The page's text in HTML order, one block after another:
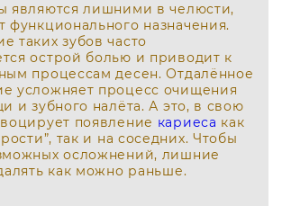
являются лишними в челюсти,
назначения.
таких зубов часто
острой болью и приводит к
процессам десен. Отдалённое
усложняет процесс очищения
и зубного налёта. А это, в свою
появление кариеса как
так и на соседних. Чтобы
осложнений, лишние
как можно раньше.